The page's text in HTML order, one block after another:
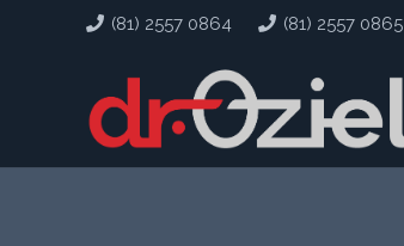
(81) 2557 0864 (81) 2557 0865